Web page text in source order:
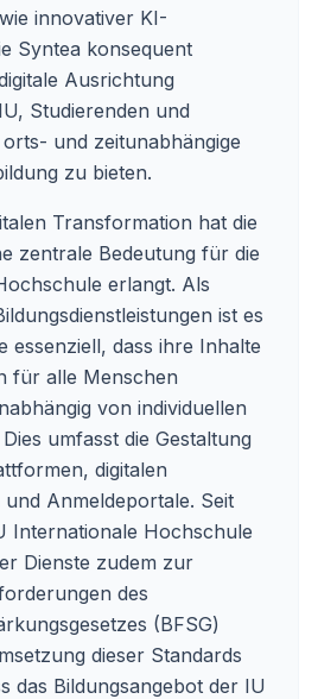
innovativer KI-
Syntea konsequent
Ausrichtung
Studierenden und
und zeitunabhängige
zu bieten.
Transformation hat die
zentrale Bedeutung für die
erlangt. Als
ist es
essenziell, dass ihre Inhalte
für alle Menschen
von individuellen
umfasst die Gestaltung
digitalen
und Anmeldeportale. Seit
Internationale Hochschule
Dienste zudem zur
des
(BFSG)
dieser Standards
das Bildungsangebot der IU